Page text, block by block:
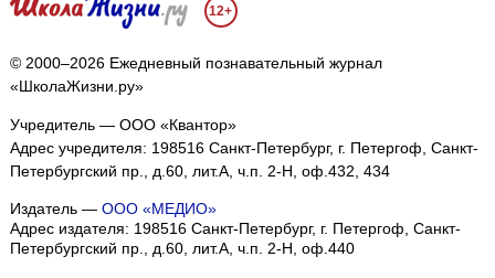
12+
© 2000–2026 Ежедневный познавательный журнал
«ШколаЖизни.ру»
Учредитель — ООО «Квантор»
Адрес учредителя: 198516 Санкт-Петербург, г. Петергоф, Санкт-
Петербургский пр., д.60, лит.А, ч.п. 2-Н, оф.432, 434
Издатель — ООО «МЕДИО»
Адрес издателя: 198516 Санкт-Петербург, г. Петергоф, Санкт-
Петербургский пр., д.60, лит.А, ч.п. 2-Н, оф.440